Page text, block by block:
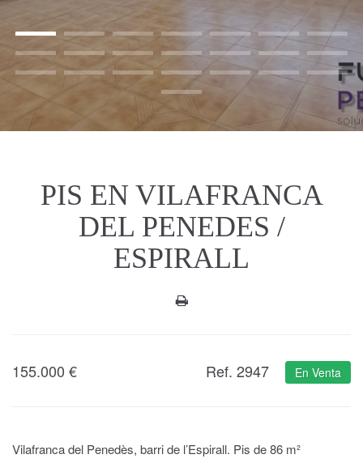
PIS EN VILAFRANCA
DEL PENEDES /
ESPIRALL
155.000 € Ref. 2947 En Venta
Vilafranca del Penedès, barri de l’Espirall. Pis de 86 m²